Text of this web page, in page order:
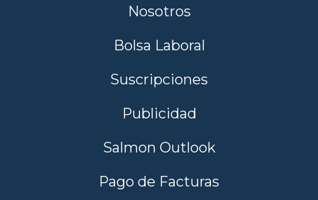
Nosotros
Bolsa Laboral
Suscripciones
Publicidad
Salmon Outlook
Pago de Facturas